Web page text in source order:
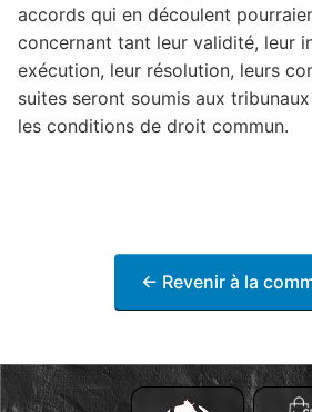
accords qui en découlent
concernant tant leur validité, leur
exécution, leur résolution, leurs
suites seront soumis aux
les conditions de droit commun.
← Revenir à la